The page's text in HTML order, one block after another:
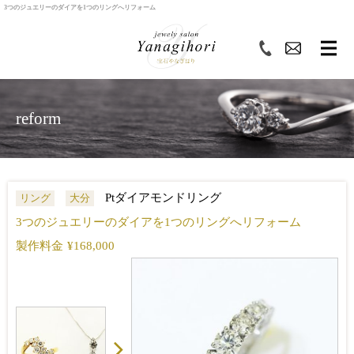
3つのジュエリーのダイアを1つのリングへリフォーム
reform
リング 大分
Ptダイアモンドリング
3つのジュエリーのダイアを1つのリングへリフォーム
製作料金 ¥168,000